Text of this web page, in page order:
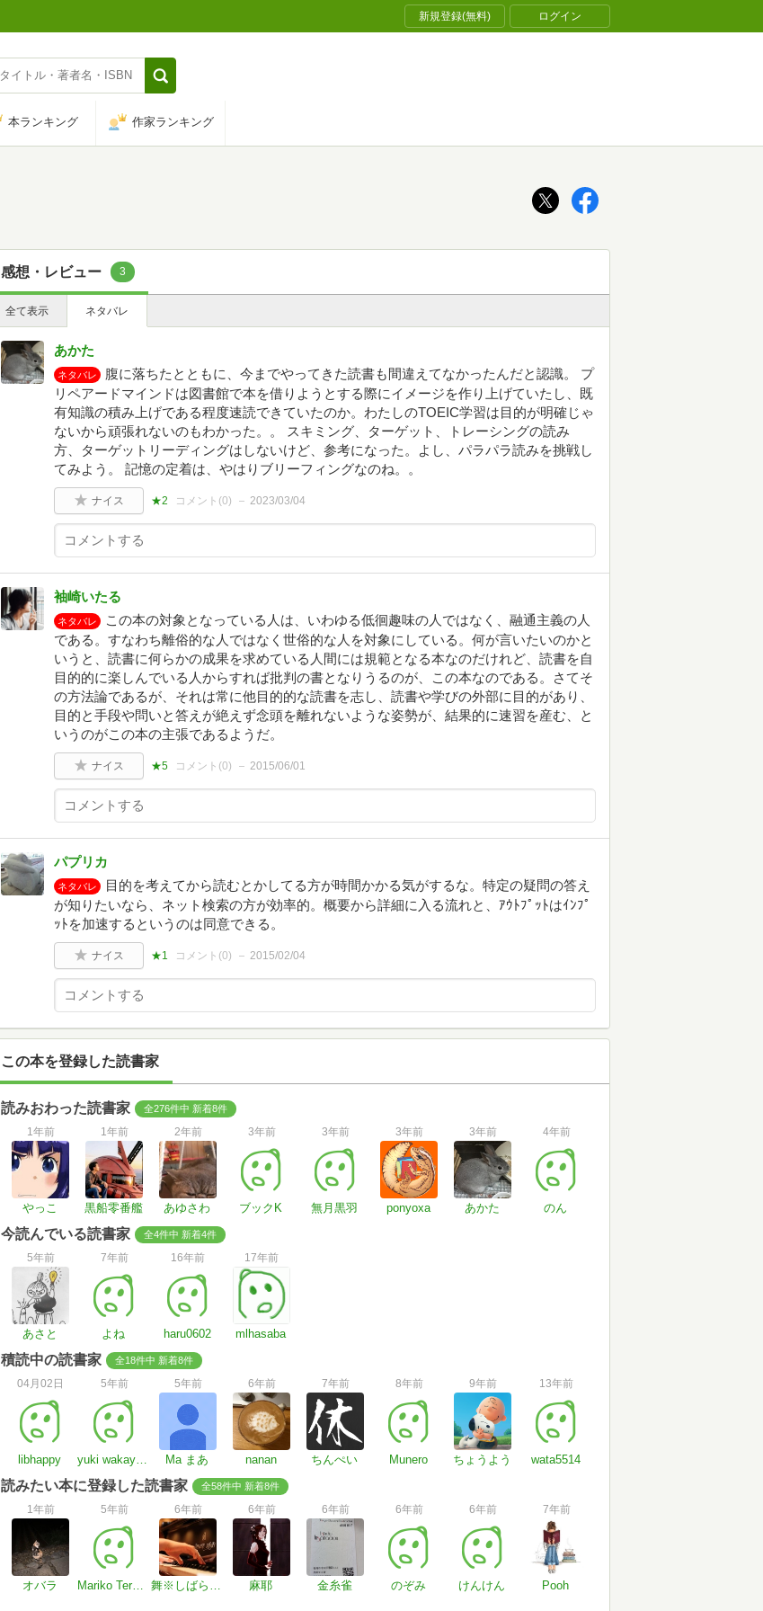
新規登録(無料) ログイン
本ランキング 作家ランキング
感想・レビュー 3
全て表示 ネタバレ
あかた
ネタバレ
腹に落ちたとともに、今までやってきた読書も間違えてなかったんだと認識。 プ
リペアードマインドは図書館で本を借りようとする際にイメージを作り上げていたし、既
有知識の積み上げである程度速読できていたのか。わたしのTOEIC学習は目的が明確じゃ
ないから頑張れないのもわかった。。 スキミング、ターゲット、トレーシングの読み
方、ターゲットリーディングはしないけど、参考になった。よし、パラパラ読みを挑戦し
てみよう。 記憶の定着は、やはりブリーフィングなのね。。
ナイス ★2 コメント(0) 2023/03/04
袖崎いたる
ネタバレ
この本の対象となっている人は、いわゆる低徊趣味の人ではなく、融通主義の人
である。すなわち離俗的な人ではなく世俗的な人を対象にしている。何が言いたいのかと
いうと、読書に何らかの成果を求めている人間には規範となる本なのだけれど、読書を自
目的的に楽しんでいる人からすれば批判の書となりうるのが、この本なのである。さてそ
の方法論であるが、それは常に他目的的な読書を志し、読書や学びの外部に目的があり、
目的と手段や問いと答えが絶えず念頭を離れないような姿勢が、結果的に速習を産む、と
いうのがこの本の主張であるようだ。
ナイス ★5 コメント(0) 2015/06/01
パプリカ
ネタバレ
目的を考えてから読むとかしてる方が時間かかる気がするな。特定の疑問の答え
が知りたいなら、ネット検索の方が効率的。概要から詳細に入る流れと、ｱｳﾄﾌﾟｯﾄはｲﾝﾌﾟ
ｯﾄを加速するというのは同意できる。
ナイス ★1 コメント(0) 2015/02/04
この本を登録した読書家
読みおわった読書家 全276件中 新着8件
1年前
やっこ
1年前
黒船零番艦
2年前
あゆさわ
3年前
ブックK
3年前
無月黒羽
3年前
ponyoxa
3年前
あかた
4年前
のん
今読んでいる読書家 全4件中 新着4件
5年前
あさと
7年前
よね
16年前
haru0602
17年前
mlhasaba
積読中の読書家 全18件中 新着8件
04月02日
libhappy
5年前
yuki wakayama
5年前
Ma まあ
6年前
nanan
7年前
ちんぺい
8年前
Munero
9年前
ちょうよう
13年前
wata5514
読みたい本に登録した読書家 全58件中 新着8件
1年前
オバラ
5年前
Mariko Teraguchi
6年前
舞※しばらく平常通りではないかも泣
6年前
麻耶
6年前
金糸雀
6年前
のぞみ
6年前
けんけん
7年前
Pooh